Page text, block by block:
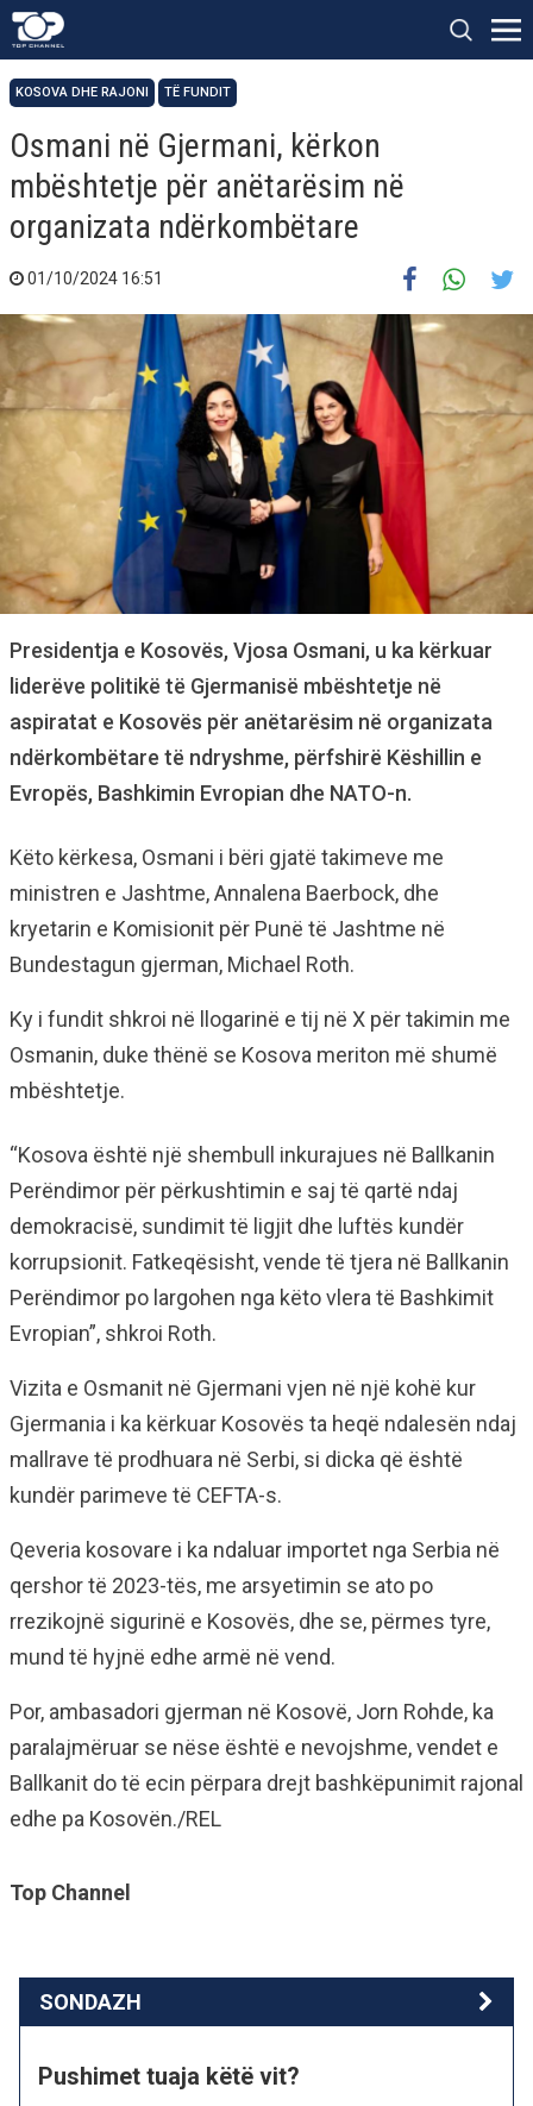
KOSOVA DHE RAJONI TË FUNDIT
Osmani në Gjermani, kërkon
mbështetje për anëtarësim në
organizata ndërkombëtare
01/10/2024 16:51
Presidentja e Kosovës, Vjosa Osmani, u ka kërkuar
liderëve politikë të Gjermanisë mbështetje në
aspiratat e Kosovës për anëtarësim në organizata
ndërkombëtare të ndryshme, përfshirë Këshillin e
Evropës, Bashkimin Evropian dhe NATO-n.
Këto kërkesa, Osmani i bëri gjatë takimeve me
ministren e Jashtme, Annalena Baerbock, dhe
kryetarin e Komisionit për Punë të Jashtme në
Bundestagun gjerman, Michael Roth.
Ky i fundit shkroi në llogarinë e tij në X për takimin me
Osmanin, duke thënë se Kosova meriton më shumë
mbështetje.
“Kosova është një shembull inkurajues në Ballkanin
Perëndimor për përkushtimin e saj të qartë ndaj
demokracisë, sundimit të ligjit dhe luftës kundër
korrupsionit. Fatkeqësisht, vende të tjera në Ballkanin
Perëndimor po largohen nga këto vlera të Bashkimit
Evropian”, shkroi Roth.
Vizita e Osmanit në Gjermani vjen në një kohë kur
Gjermania i ka kërkuar Kosovës ta heqë ndalesën ndaj
mallrave të prodhuara në Serbi, si dicka që është
kundër parimeve të CEFTA-s.
Qeveria kosovare i ka ndaluar importet nga Serbia në
qershor të 2023-tës, me arsyetimin se ato po
rrezikojnë sigurinë e Kosovës, dhe se, përmes tyre,
mund të hyjnë edhe armë në vend.
Por, ambasadori gjerman në Kosovë, Jorn Rohde, ka
paralajmëruar se nëse është e nevojshme, vendet e
Ballkanit do të ecin përpara drejt bashkëpunimit rajonal
edhe pa Kosovën./REL
Top Channel
SONDAZH
Pushimet tuaja këtë vit?